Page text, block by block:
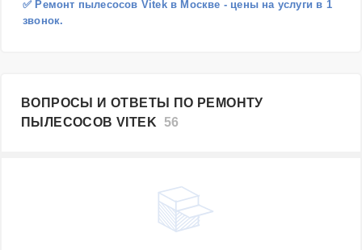
✅ Ремонт пылесосов Vitek в Москве - цены на услуги в 1
звонок.
ВОПРОСЫ И ОТВЕТЫ ПО РЕМОНТУ
ПЫЛЕСОСОВ VITEK 56